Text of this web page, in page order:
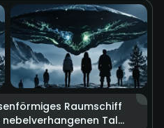
Explosionen
grelles Licht, während
fliegen und dichter
starke Kontrast aus
Farbtönen verbindet
Dynamik und schafft
der Zerstörung.
Raumschiff
Tal.